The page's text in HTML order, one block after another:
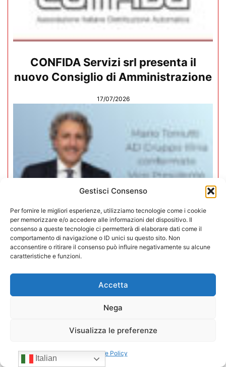
Gestisci Consenso
Per fornire le migliori esperienze, utilizziamo tecnologie come i cookie
per memorizzare e/o accedere alle informazioni del dispositivo. Il
consenso a queste tecnologie ci permetterà di elaborare dati come il
comportamento di navigazione o ID unici su questo sito. Non
acconsentire o ritirare il consenso può influire negativamente su alcune
caratteristiche e funzioni.
Accetta
Nega
Visualizza le preferenze
Cookie Policy
CONFIDA Servizi srl presenta il
nuovo Consiglio di Amministrazione
17/07/2026
Presidente di CONFIDA per il
quadriennio 2026-2030
Italian